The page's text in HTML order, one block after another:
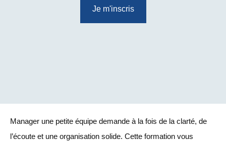
Je m'inscris
Manager une petite équipe demande à la fois de la clarté, de
l’écoute et une organisation solide. Cette formation vous